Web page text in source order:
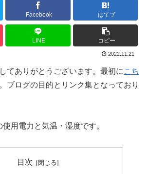
Facebook はてブ
LINE コピー
2022.11.21
てありがとうございます。最初に こち
ブログの目的とリンク集となっており
用電力と気温・湿度です。
目次